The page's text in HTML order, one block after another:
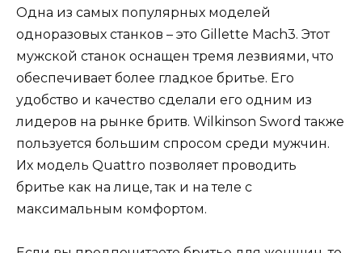
Одна из самых популярных моделей
одноразовых станков – это Gillette Mach3. Этот
мужской станок оснащен тремя лезвиями, что
обеспечивает более гладкое бритье. Его
удобство и качество сделали его одним из
лидеров на рынке бритв. Wilkinson Sword также
пользуется большим спросом среди мужчин.
Их модель Quattro позволяет проводить
бритье как на лице, так и на теле с
максимальным комфортом.